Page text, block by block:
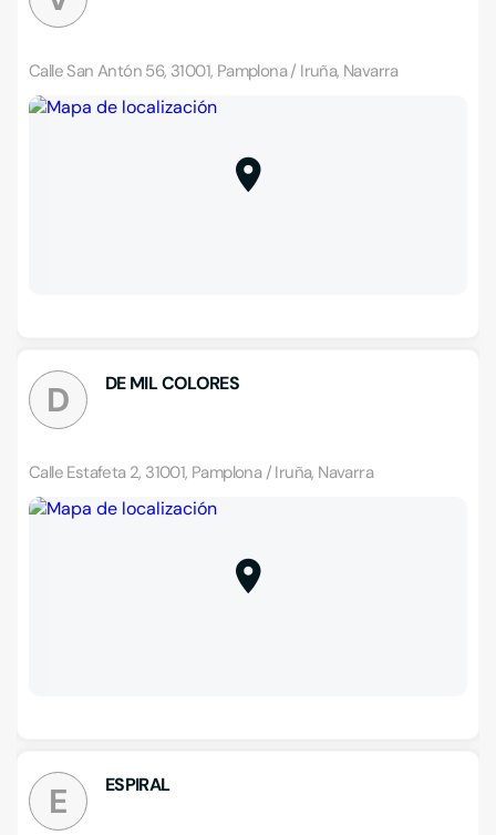
Calle San Antón 56, 31001, Pamplona / Iruña, Navarra
D DE MIL COLORES
Calle Estafeta 2, 31001, Pamplona / Iruña, Navarra
E ESPIRAL